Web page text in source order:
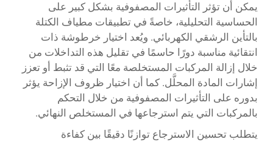
يمكن أن تؤثر التأثيرات المصفوفية بشكل كبير على
الحساسية التحليلية، خاصةً في تطبيقات مطياف الكتلة
بالتأين الرشقي الكهربائي. ويُعد اختيار خرطوشة ذات
انتقائية مناسبة دورًا حاسمًا في تقليل هذه التداخلات من
خلال إزالة المركبات المستخلصة معًا التي قد تثبط أو تعزز
إشارات المادة المحلَّل. كما أن اختيار ظروف الإزاحة يؤثر
بدوره على التأثيرات المصفوفية من خلال التحكم
بالمركبات التي يتم استرجاعها في المستخلص النهائي.
يتطلب تحسين الاسترجاع توازنًا دقيقًا بين كفاءة